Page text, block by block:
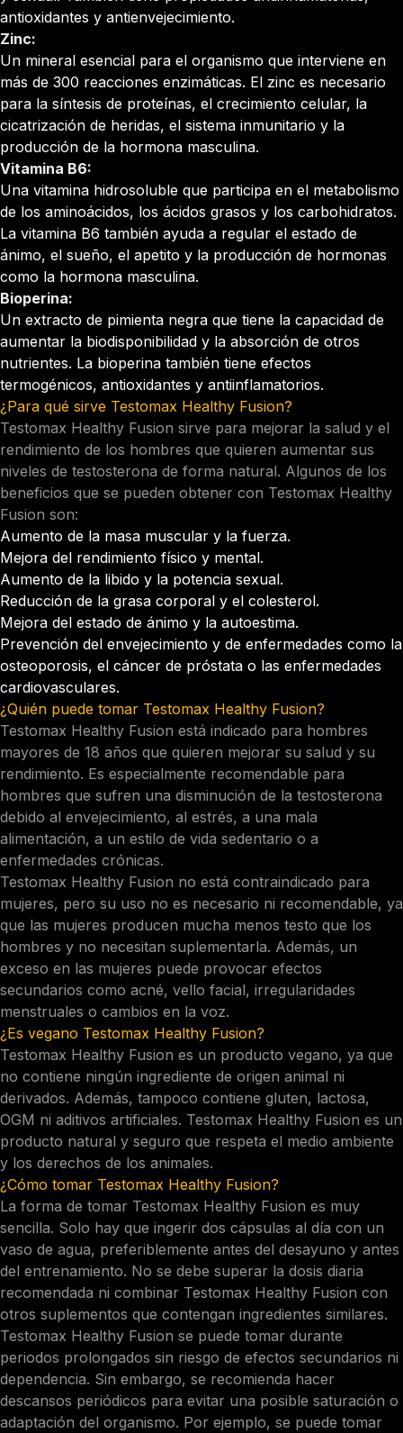
antioxidantes y antienvejecimiento.
Zinc:
Un mineral esencial para el organismo que interviene en
más de 300 reacciones enzimáticas. El zinc es necesario
para la síntesis de proteínas, el crecimiento celular, la
cicatrización de heridas, el sistema inmunitario y la
producción de la hormona masculina.
Vitamina B6:
Una vitamina hidrosoluble que participa en el metabolismo
de los aminoácidos, los ácidos grasos y los carbohidratos.
La vitamina B6 también ayuda a regular el estado de
ánimo, el sueño, el apetito y la producción de hormonas
como la hormona masculina.
Bioperina:
Un extracto de pimienta negra que tiene la capacidad de
aumentar la biodisponibilidad y la absorción de otros
nutrientes. La bioperina también tiene efectos
termogénicos, antioxidantes y antiinflamatorios.
¿Para qué sirve Testomax Healthy Fusion?
Testomax Healthy Fusion sirve para mejorar la salud y el
rendimiento de los hombres que quieren aumentar sus
niveles de testosterona de forma natural. Algunos de los
beneficios que se pueden obtener con Testomax Healthy
Fusion son:
Aumento de la masa muscular y la fuerza.
Mejora del rendimiento físico y mental.
Aumento de la libido y la potencia sexual.
Reducción de la grasa corporal y el colesterol.
Mejora del estado de ánimo y la autoestima.
Prevención del envejecimiento y de enfermedades como la
osteoporosis, el cáncer de próstata o las enfermedades
cardiovasculares.
¿Quién puede tomar Testomax Healthy Fusion?
Testomax Healthy Fusion está indicado para hombres
mayores de 18 años que quieren mejorar su salud y su
rendimiento. Es especialmente recomendable para
hombres que sufren una disminución de la testosterona
debido al envejecimiento, al estrés, a una mala
alimentación, a un estilo de vida sedentario o a
enfermedades crónicas.
Testomax Healthy Fusion no está contraindicado para
mujeres, pero su uso no es necesario ni recomendable, ya
que las mujeres producen mucha menos testo que los
hombres y no necesitan suplementarla. Además, un
exceso en las mujeres puede provocar efectos
secundarios como acné, vello facial, irregularidades
menstruales o cambios en la voz.
¿Es vegano Testomax Healthy Fusion?
Testomax Healthy Fusion es un producto vegano, ya que
no contiene ningún ingrediente de origen animal ni
derivados. Además, tampoco contiene gluten, lactosa,
OGM ni aditivos artificiales. Testomax Healthy Fusion es un
producto natural y seguro que respeta el medio ambiente
y los derechos de los animales.
¿Cómo tomar Testomax Healthy Fusion?
La forma de tomar Testomax Healthy Fusion es muy
sencilla. Solo hay que ingerir dos cápsulas al día con un
vaso de agua, preferiblemente antes del desayuno y antes
del entrenamiento. No se debe superar la dosis diaria
recomendada ni combinar Testomax Healthy Fusion con
otros suplementos que contengan ingredientes similares.
Testomax Healthy Fusion se puede tomar durante
periodos prolongados sin riesgo de efectos secundarios ni
dependencia. Sin embargo, se recomienda hacer
descansos periódicos para evitar una posible saturación o
adaptación del organismo. Por ejemplo, se puede tomar